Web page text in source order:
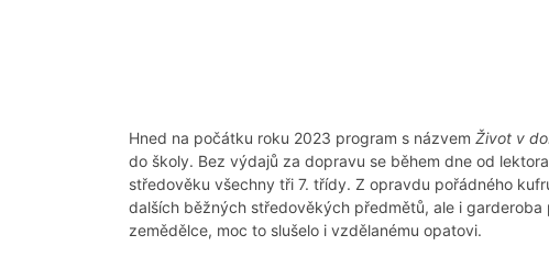
Hned na počátku roku 2023 program s názvem Život v
do školy. Bez výdajů za dopravu se během dne od
středověku všechny tři 7. třídy. Z opravdu pořádného
dalších běžných středověkých předmětů, ale i garderoba
zemědělce, moc to slušelo i vzdělanému opatovi.